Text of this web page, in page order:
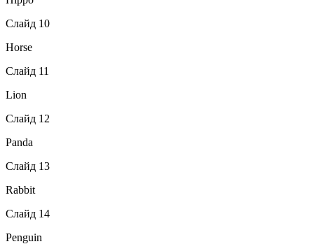
Слайд 10
Horse
Слайд 11
Lion
Слайд 12
Panda
Слайд 13
Rabbit
Слайд 14
Penguin